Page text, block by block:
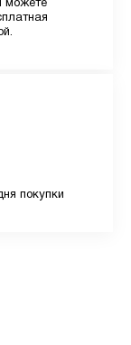
можете
покупки